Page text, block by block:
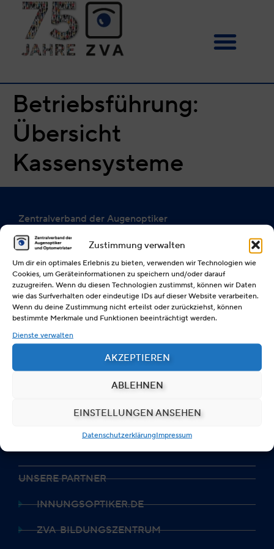
Zustimmung verwalten
Um dir ein optimales Erlebnis zu bieten, verwenden wir Technologien wie
Cookies, um Geräteinformationen zu speichern und/oder darauf
zuzugreifen. Wenn du diesen Technologien zustimmst, können wir Daten
wie das Surfverhalten oder eindeutige IDs auf dieser Website verarbeiten.
Wenn du deine Zustimmung nicht erteilst oder zurückziehst, können
bestimmte Merkmale und Funktionen beeinträchtigt werden.
Dienste verwalten
AKZEPTIEREN
ABLEHNEN
EINSTELLUNGEN ANSEHEN
DatenschutzerklärungImpressum
Betriebsführung:
Übersicht
Kassensysteme
Zentralverband der Augenoptiker
und Optometristen
Bundesinnungsverband
(§ 85 der Handwerksordnung)
Alexanderstraße 25 a
40210 Düsseldorf
Telefon: 0211 / 86 32 35 0
Telefax: 0211 / 86 32 35 35
E-Mail: info@zva.de
DATENSCHUTZERKLÄRUNG
DISCLAIMER
UNSERE PARTNER
INNUNGSOPTIKER.DE
ZVA-BILDUNGSZENTRUM